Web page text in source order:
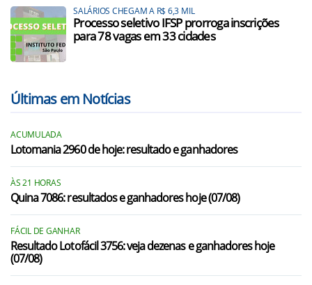
SALÁRIOS CHEGAM A R$ 6,3 MIL
Processo seletivo IFSP prorroga inscrições
para 78 vagas em 33 cidades
Últimas em Notícias
ACUMULADA
Lotomania 2960 de hoje: resultado e ganhadores
ÀS 21 HORAS
Quina 7086: resultados e ganhadores hoje (07/08)
FÁCIL DE GANHAR
Resultado Lotofácil 3756: veja dezenas e ganhadores hoje
(07/08)